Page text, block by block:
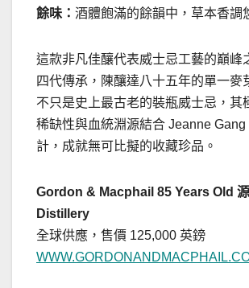
餘味： 酒體飽滿的餘韻中，草本香調
這款非凡佳釀代表威士忌工藝的巔
四代傳承，陳釀達八十五年的單一麥
不只是史上最古老的裝瓶威士忌，其
稀缺性與血統淵源結合 Jeanne Gang
計，成就無可比擬的收藏珍品。
Gordon & Macphail 85 Years Old
Distillery
全球供應，售價 125,000 英鎊